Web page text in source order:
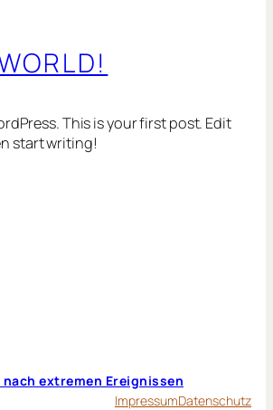
This is your first post. Edit
start writing!
extremen Ereignissen
ImpressumDatenschutz